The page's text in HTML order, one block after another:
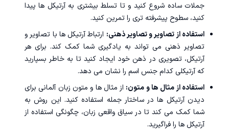
جملات ساده شروع کنید و تا تسلط بیشتری به آرتیکل ها پیدا
کنید، سطوح پیشرفته تری را تمرین کنید.
استفاده از تصاویر و تصاویر ذهنی: ارتباط آرتیکل ها با تصاویر و
تصاویر ذهنی می تواند به یادگیری شما کمک کند. برای هر
آرتیکل، تصویری در ذهن خود ایجاد کنید تا به خاطر بسپارید
که آرتیکلی کدام جنس اسم را نشان می دهد.
استفاده از مثال ها و متون: از مثال ها و متون زبان آلمانی برای
دیدن آرتیکل ها در ساختار جمله استفاده کنید. این روش به
شما کمک می کند تا در سیاق واقعی زبان، چگونگی استفاده از
آرتیکل ها را فراگیرید.